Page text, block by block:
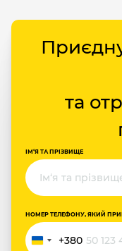
та
ІМ‘Я ТА ПРІЗВИЩЕ
НОМЕР ТЕЛЕФОНУ, ЯКИЙ
Україна
+380